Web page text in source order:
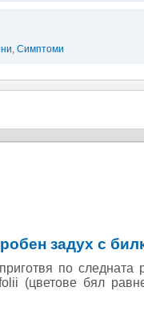
, Симптоми
задух с
по следната
(цветове бял